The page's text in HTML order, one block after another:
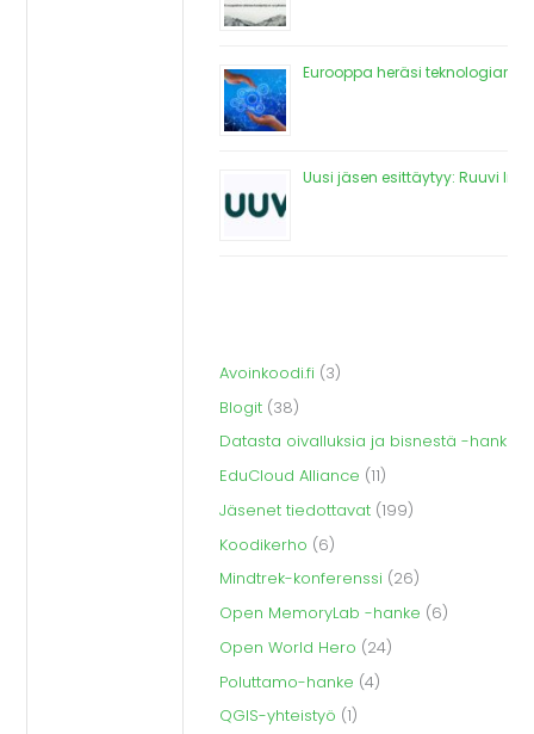
Eurooppa heräsi
Uusi jäsen esittäytyy: Ruuvi
Avoinkoodi.fi (3)
Blogit(38)
Datasta oivalluksia ja bisnestä -hanke
EduCloud Alliance (11)
Jäsenet tiedottavat(199)
Koodikerho (6)
Mindtrek-konferenssi (26)
Open MemoryLab -hanke (6)
Open World Hero (24)
Poluttamo-hanke (4)
QGIS-yhteistyö (1)